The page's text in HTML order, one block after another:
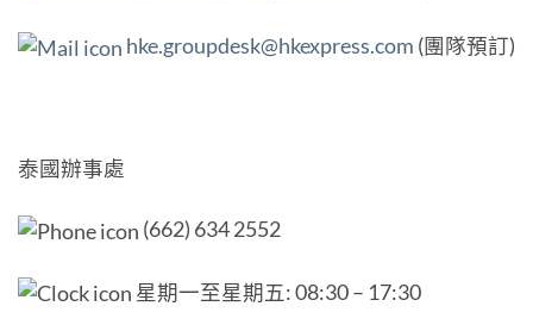
hke.groupdesk@hkexpress.com (團隊預訂)
泰國辦事處
(662) 634 2552
星期一至星期五: 08:30 – 17:30